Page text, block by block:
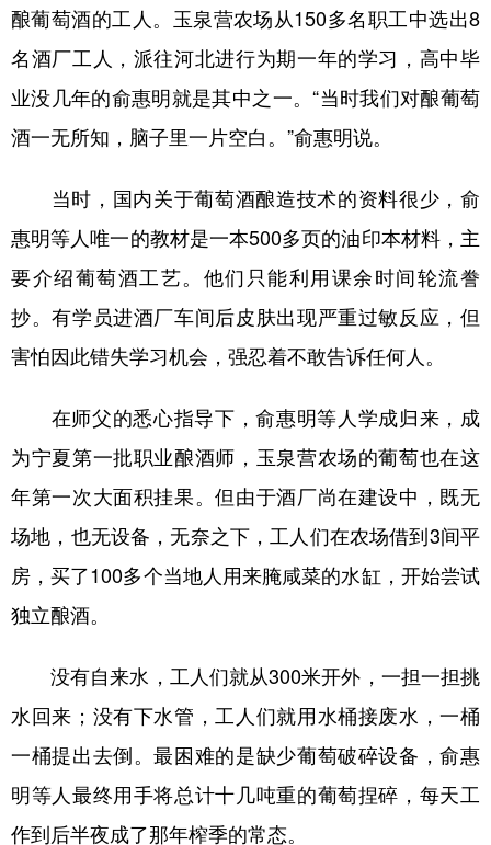
酿葡萄酒的工人。玉泉营农场从150多名职工中选出8
名酒厂工人，派往河北进行为期一年的学习，高中毕
业没几年的俞惠明就是其中之一。“当时我们对酿葡萄
酒一无所知，脑子里一片空白。”俞惠明说。
当时，国内关于葡萄酒酿造技术的资料很少，俞
惠明等人唯一的教材是一本500多页的油印本材料，主
要介绍葡萄酒工艺。他们只能利用课余时间轮流誊
抄。有学员进酒厂车间后皮肤出现严重过敏反应，但
害怕因此错失学习机会，强忍着不敢告诉任何人。
在师父的悉心指导下，俞惠明等人学成归来，成
为宁夏第一批职业酿酒师，玉泉营农场的葡萄也在这
年第一次大面积挂果。但由于酒厂尚在建设中，既无
场地，也无设备，无奈之下，工人们在农场借到3间平
房，买了100多个当地人用来腌咸菜的水缸，开始尝试
独立酿酒。
没有自来水，工人们就从300米开外，一担一担挑
水回来；没有下水管，工人们就用水桶接废水，一桶
一桶提出去倒。最困难的是缺少葡萄破碎设备，俞惠
明等人最终用手将总计十几吨重的葡萄捏碎，每天工
作到后半夜成了那年榨季的常态。